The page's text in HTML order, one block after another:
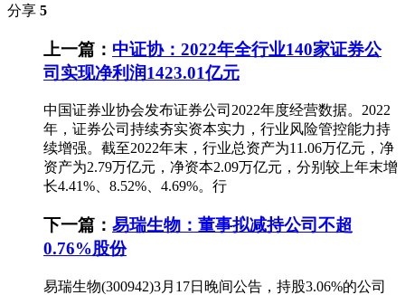
分享 5
上一篇： 中证协：2022年全行业140家证券公
司实现净利润1423.01亿元
中国证券业协会发布证券公司2022年度经营数据。2022
年，证券公司持续夯实资本实力，行业风险管控能力持
续增强。截至2022年末，行业总资产为11.06万亿元，净
资产为2.79万亿元，净资本2.09万亿元，分别较上年末增
长4.41%、8.52%、4.69%。行
下一篇： 易瑞生物：董事拟减持公司不超
0.76%股份
易瑞生物(300942)3月17日晚间公告，持股3.06%的公司